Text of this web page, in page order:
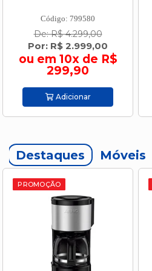
Código: 799556
De: R$ 3.759,00
Por: R$ 2.999,00
ou em 10x de R$
299,90
Adicionar
Destaques Móveis
PROMOÇÃO